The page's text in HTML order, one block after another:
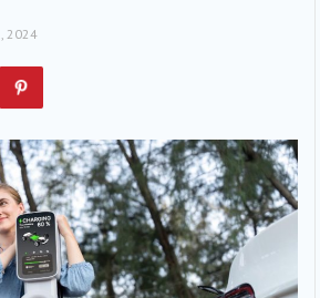
2024